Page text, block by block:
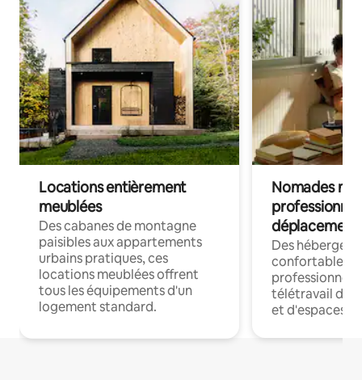
Locations entièrement
meublées
Des cabanes de montagne
paisibles aux appartements
urbains pratiques, ces
locations meublées offrent
tous les équipements d'un
logement standard.
Nomades
déplacement
Des
confortables
professionnels
télétravail
et d'espaces